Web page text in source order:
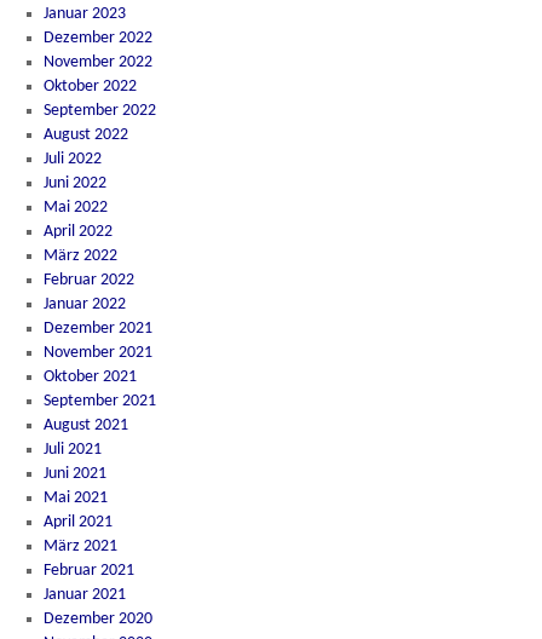
Januar 2023
Dezember 2022
November 2022
Oktober 2022
September 2022
August 2022
Juli 2022
Juni 2022
Mai 2022
April 2022
März 2022
Februar 2022
Januar 2022
Dezember 2021
November 2021
Oktober 2021
September 2021
August 2021
Juli 2021
Juni 2021
Mai 2021
April 2021
März 2021
Februar 2021
Januar 2021
Dezember 2020